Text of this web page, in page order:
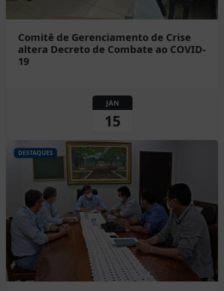
Comitê de Gerenciamento de Crise
altera Decreto de Combate ao COVID-
19
JAN
15
DESTAQUES